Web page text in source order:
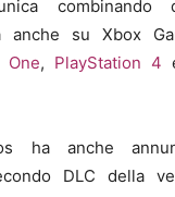
combinando
anche su Xbox
One, PlayStation 4
ha anche
DLC della